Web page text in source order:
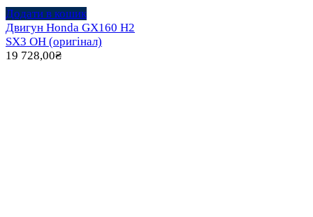
Додати в кошик
Двигун Honda GX160 H2
SX3 OH (оригінал)
19 728,00₴